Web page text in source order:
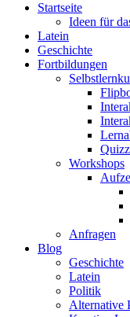
Startseite
Ideen für
Latein
Geschichte
Fortbildungen
Workshops
Anfragen
Blog
Geschichte
Latein
Politik
Alternative